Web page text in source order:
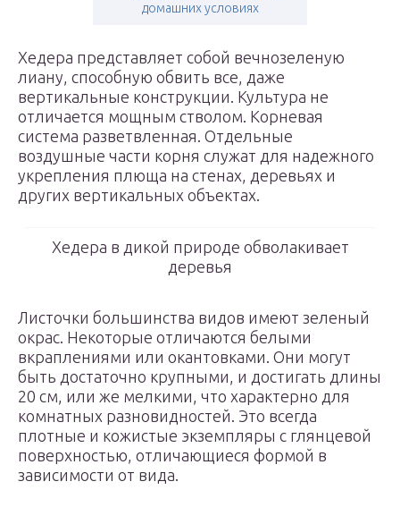
домашних условиях
Хедера представляет собой вечнозеленую
лиану, способную обвить все, даже
вертикальные конструкции. Культура не
отличается мощным стволом. Корневая
система разветвленная. Отдельные
воздушные части корня служат для надежного
укрепления плюща на стенах, деревьях и
других вертикальных объектах.
Хедера в дикой природе обволакивает
деревья
Листочки большинства видов имеют зеленый
окрас. Некоторые отличаются белыми
вкраплениями или окантовками. Они могут
быть достаточно крупными, и достигать длины
20 см, или же мелкими, что характерно для
комнатных разновидностей. Это всегда
плотные и кожистые экземпляры с глянцевой
поверхностью, отличающиеся формой в
зависимости от вида.